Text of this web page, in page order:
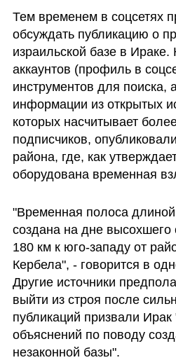
Тем временем в соцсетях
обсуждать публикацию о
израильской базе в Ираке.
аккаунтов (профиль в
инструментов для поиска,
информации из открытых
которых насчитывает
подписчиков,
района, где, как
оборудована временная
"Временная полоса
создана на дне высохшего
180 км к юго-западу от
Кербела", - говорится в
Другие источники
выйти из строя после
публикаций призвали Ирак
объяснений по поводу
незаконной базы".